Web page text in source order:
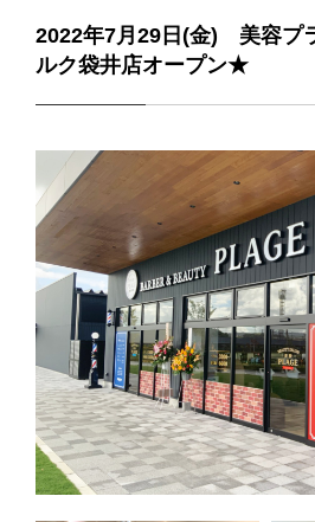
2022年7月29日(金) 美容プ
ルク袋井店オープン★